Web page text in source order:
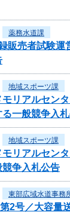
薬務水道課
販売者試験運
地域スポーツ課
モリアルセン
一般競争入
地域スポーツ課
モリアルセン
争入札公告
東部広域水道事務
第2号／大容